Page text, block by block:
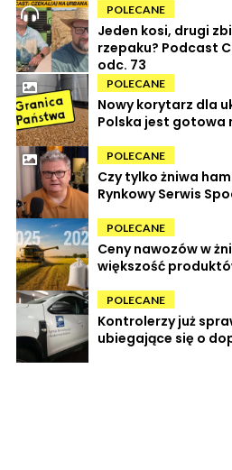
POLECANE
Jeden kosi, drugi
rzepaku? Podcast
odc. 73
POLECANE
Nowy korytarz dla
Polska jest gotowa
POLECANE
Czy tylko żniwa
Rynkowy Serwis
POLECANE
Ceny nawozów w
większość
POLECANE
Kontrolerzy już
ubiegające się o